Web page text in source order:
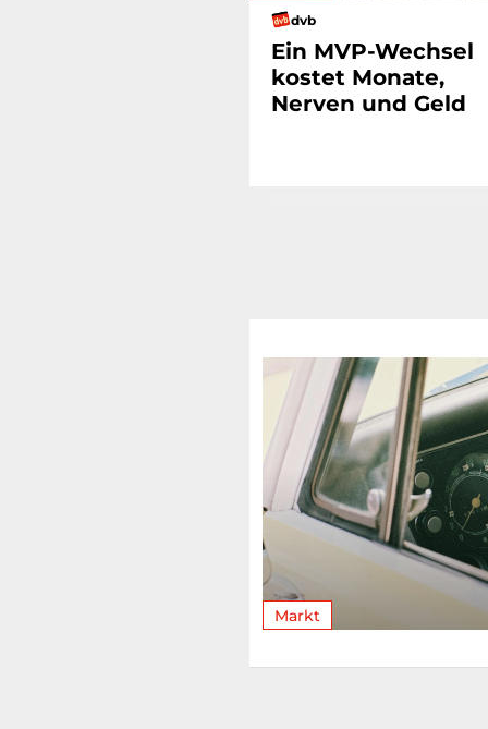
dvb
Ein MVP-Wechsel
kostet Monate,
Nerven und Geld
Markt